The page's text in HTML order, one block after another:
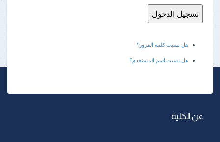
هل نسيت كلمة المرور؟
هل نسيت اسم المستخدم؟
عن الكلية